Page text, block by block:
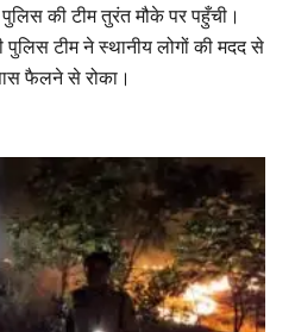
की टीम तुरंत मौके पर पहुँची।
टीम ने स्थानीय लोगों की मदद से
फैलने से रोका।